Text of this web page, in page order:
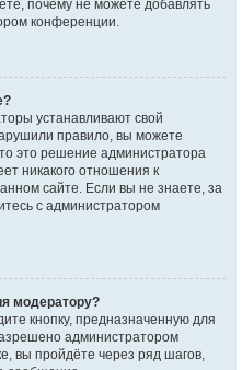
почему не можете добавлять
конференции.
устанавливают свой
правило, вы можете
это решение администратора
никакого отношения к
сайте. Если вы не знаете, за
с администратором
модератору?
кнопку, предназначенную для
администратором
вы пройдёте через ряд шагов,